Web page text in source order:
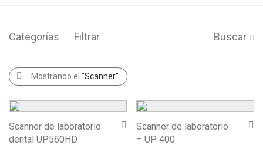
Categorías Filtrar Buscar
Mostrando el "Scanner"
Scanner de laboratorio
dental UP560HD
Scanner de laboratorio
– UP 400